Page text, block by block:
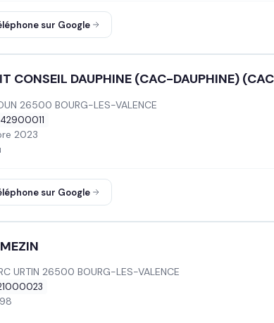
sur Google
CONSEIL DAUPHINE (CAC-DAUPHINE)
26500 BOURG-LES-VALENCE
2023
sur Google
URTIN 26500 BOURG-LES-VALENCE